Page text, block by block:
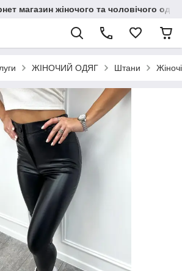
магазин жіночого та чоловічого
ЖІНОЧИЙ ОДЯГ Штани